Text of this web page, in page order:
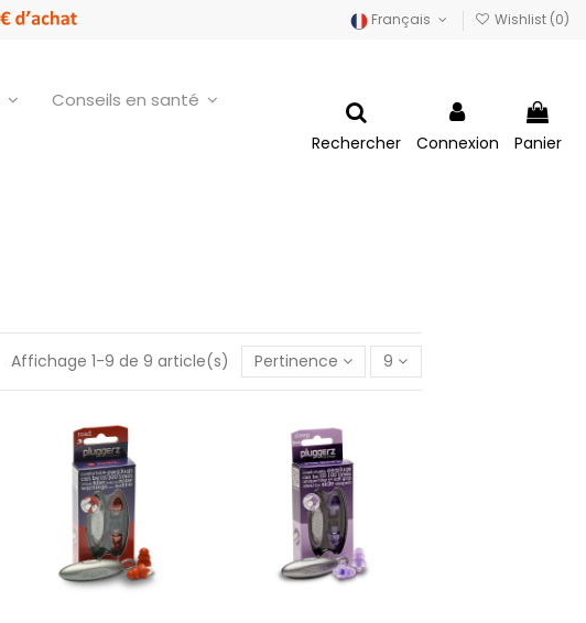
Français Wishlist (0)
Conseils en santé
Rechercher Connexion Panier
Affichage 1-9 de 9 article(s) Pertinence 9
Protection auditive route
et moto
14,95 €
Ajouter au panier
Protection auditive
sommeil
14,95 €
Ajouter au panier